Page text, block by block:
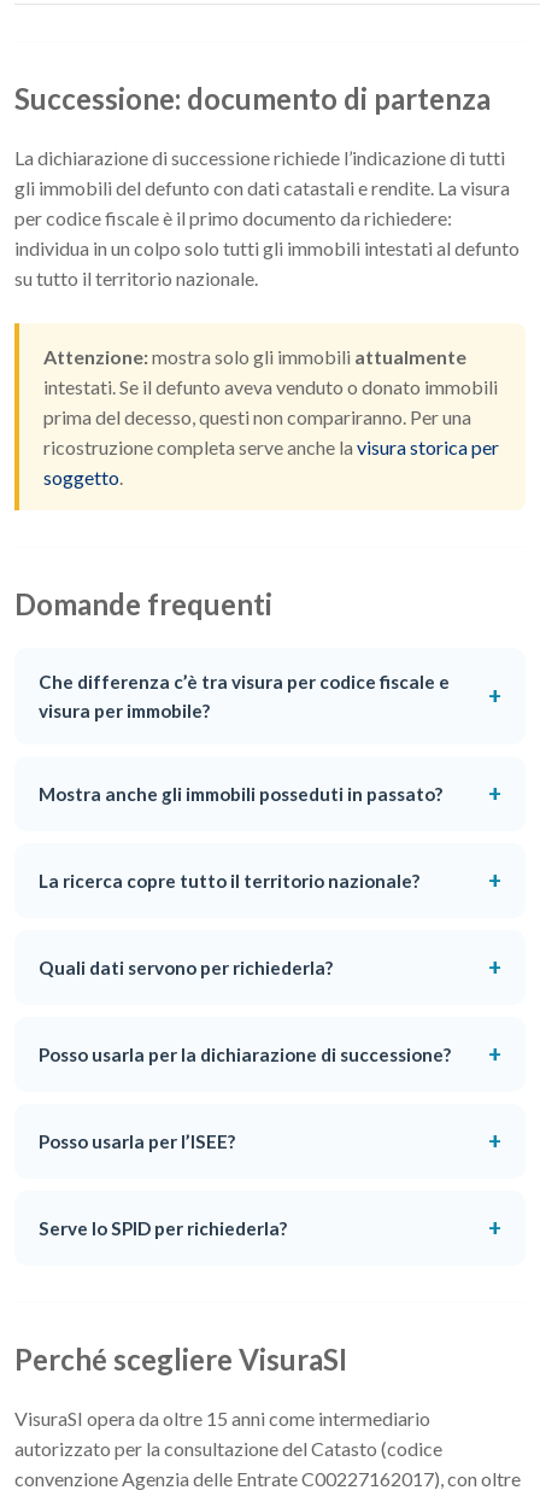
Successione: documento di partenza
La dichiarazione di successione richiede l’indicazione di tutti
gli immobili del defunto con dati catastali e rendite. La visura
per codice fiscale è il primo documento da richiedere:
individua in un colpo solo tutti gli immobili intestati al defunto
su tutto il territorio nazionale.
Attenzione:mostra solo gli immobili attualmente
intestati. Se il defunto aveva venduto o donato immobili
prima del decesso, questi non compariranno. Per una
ricostruzione completa serve anche la visura storica per
soggetto.
Domande frequenti
Che differenza c’è tra visura per codice fiscale e
visura per immobile?
+
Mostra anche gli immobili posseduti in passato? +
La ricerca copre tutto il territorio nazionale? +
Quali dati servono per richiederla? +
Posso usarla per la dichiarazione di successione? +
Posso usarla per l’ISEE? +
Serve lo SPID per richiederla? +
Perché scegliere VisuraSI
VisuraSI opera da oltre 15 anni come intermediario
autorizzato per la consultazione del Catasto (codice
convenzione Agenzia delle Entrate C00227162017), con oltre